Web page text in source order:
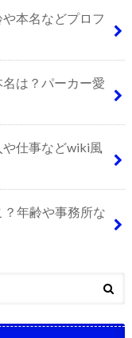
本名などプロフ
は？パーカー愛
仕事などwiki風
年齢や事務所な